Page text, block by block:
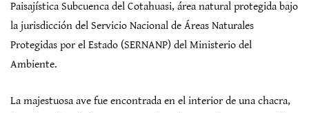
Paisajística Subcuenca del Cotahuasi, área natural protegida bajo
la jurisdicción del Servicio Nacional de Áreas Naturales
Protegidas por el Estado (SERNANP) del Ministerio del
Ambiente.
La majestuosa ave fue encontrada en el interior de una chacra,